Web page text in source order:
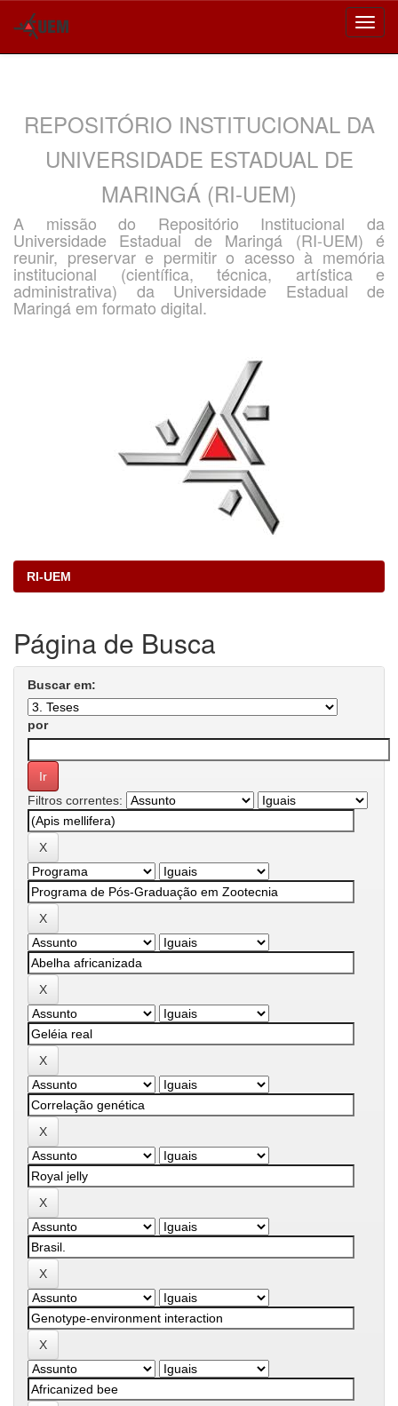
REPOSITÓRIO INSTITUCIONAL DA
UNIVERSIDADE ESTADUAL DE
MARINGÁ (RI-UEM)
A missão do Repositório Institucional da
Universidade Estadual de Maringá (RI-UEM) é
reunir, preservar e permitir o acesso à memória
institucional (científica, técnica, artística e
administrativa) da Universidade Estadual de
Maringá em formato digital.
RI-UEM
Página de Busca
Buscar em:
por
Filtros correntes: